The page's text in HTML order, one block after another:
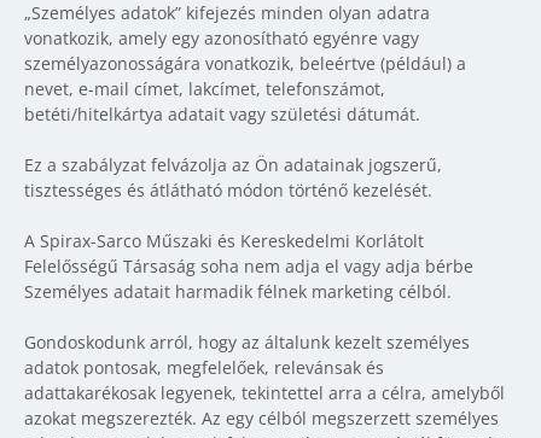
„Személyes adatok” kifejezés minden olyan adatra
vonatkozik, amely egy azonosítható egyénre vagy
személyazonosságára vonatkozik, beleértve (például) a
nevet, e-mail címet, lakcímet, telefonszámot,
betéti/hitelkártya adatait vagy születési dátumát.
Ez a szabályzat felvázolja az Ön adatainak jogszerű,
tisztességes és átlátható módon történő kezelését.
A Spirax-Sarco Műszaki és Kereskedelmi Korlátolt
Felelősségű Társaság soha nem adja el vagy adja bérbe
Személyes adatait harmadik félnek marketing célból.
Gondoskodunk arról, hogy az általunk kezelt személyes
adatok pontosak, megfelelőek, relevánsak és
adattakarékosak legyenek, tekintettel arra a célra, amelyből
azokat megszerezték. Az egy célból megszerzett személyes